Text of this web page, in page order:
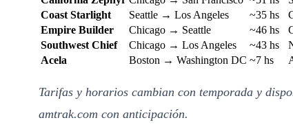
Coast Starlight
Seattle → Los Angeles ~35 hs
Empire Builder
Chicago → Seattle ~46 hs
Southwest Chief
Chicago → Los Angeles ~43 hs
Acela
Boston → Washington DC ~7 hs
Tarifas y horarios cambian con temporada y
amtrak.com con anticipación.